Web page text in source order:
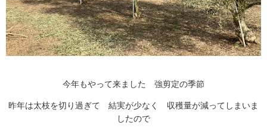
医療・福祉施設・幼稚園
採用情報
代表メッセージ 先輩たちの声
SDGs
今年もやって来ました 強剪定の季節
昨年は太枝を切り過ぎて 結実が少なく 収穫量が減ってしまいま
したので